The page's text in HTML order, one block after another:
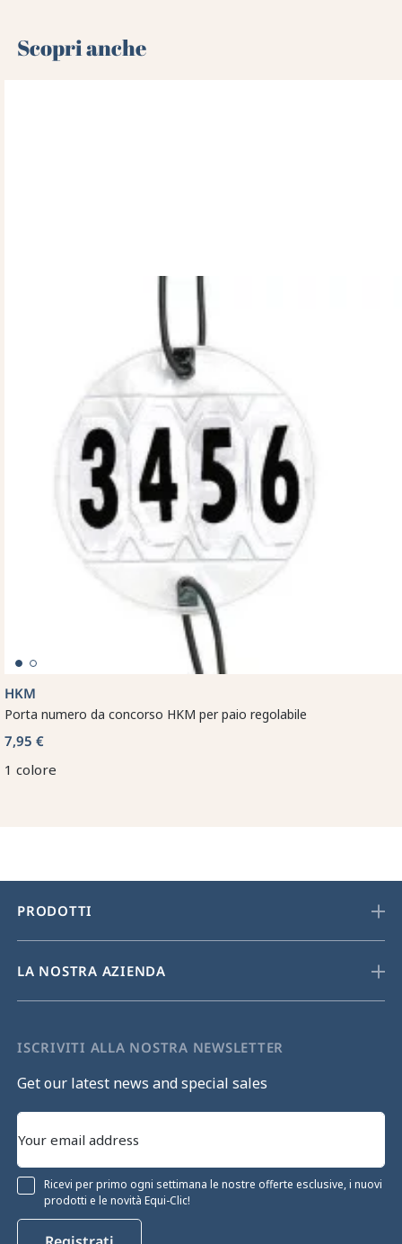
Scopri anche 🌻
HKM
Porta numero da concorso HKM per paio regolabile
7,95 €
1 colore
PRODOTTI
LA NOSTRA AZIENDA
ISCRIVITI ALLA NOSTRA NEWSLETTER
Get our latest news and special sales
Ricevi per primo ogni settimana le nostre offerte esclusive, i nuovi
prodotti e le novità Equi-Clic!